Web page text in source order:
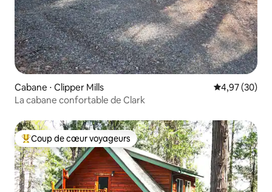
Cabane ⋅ Clipper Mills Évaluation
4,97 (30)
La cabane confortable de Clark
Coups de cœur voyageurs les plus appréciés
Coup de cœur voyageurs